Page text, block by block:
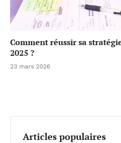
Comment réussir sa
2025 ?
23 mars 2026
Articles populaires